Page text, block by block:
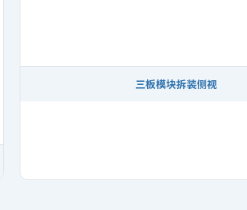
三板模块拆装侧视